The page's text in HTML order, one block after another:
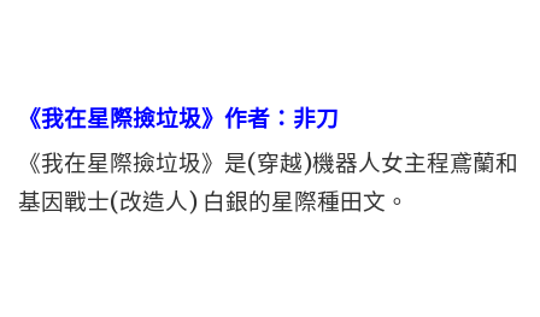
《我在星際撿垃圾》作者：非刀
《我在星際撿垃圾》是(穿越)機器人女主程鳶蘭和
基因戰士(改造人) 白銀的星際種田文。